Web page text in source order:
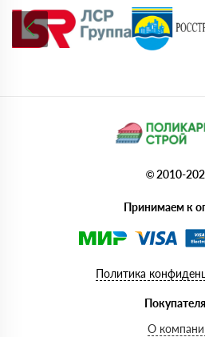
© 2010-
Принимаем к
Политика
О